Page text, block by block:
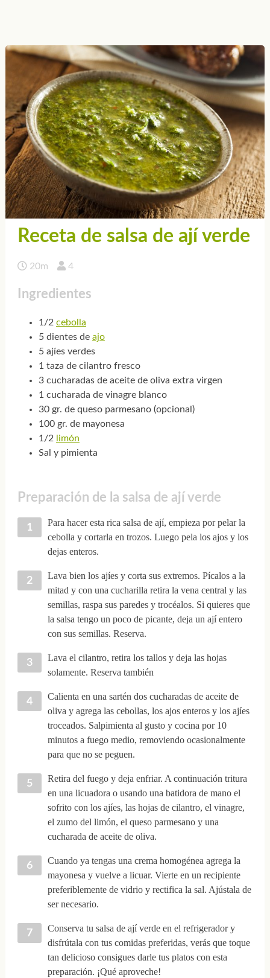
Receta de salsa de ají verde
20m 4
Ingredientes
1/2 cebolla
5 dientes de ajo
5 ajíes verdes
1 taza de cilantro fresco
3 cucharadas de aceite de oliva extra virgen
1 cucharada de vinagre blanco
30 gr. de queso parmesano (opcional)
100 gr. de mayonesa
1/2
limón
Sal y pimienta
Preparación de la salsa de ají verde
Para hacer esta rica salsa de ají, empieza por pelar la
cebolla y cortarla en trozos. Luego pela los ajos y los
dejas enteros.
Lava bien los ajíes y corta sus extremos. Pícalos a la
mitad y con una cucharilla retira la vena central y las
semillas, raspa sus paredes y trocéalos. Si quieres que
la salsa tengo un poco de picante, deja un ají entero
con sus semillas. Reserva.
Lava el cilantro, retira los tallos y deja las hojas
solamente. Reserva también
Calienta en una sartén dos cucharadas de aceite de
oliva y agrega las cebollas, los ajos enteros y los ajíes
troceados. Salpimienta al gusto y cocina por 10
minutos a fuego medio, removiendo ocasionalmente
para que no se peguen.
Retira del fuego y deja enfriar. A continuación tritura
en una licuadora o usando una batidora de mano el
sofrito con los ajíes, las hojas de cilantro, el vinagre,
el zumo del limón, el queso parmesano y una
cucharada de aceite de oliva.
Cuando ya tengas una crema homogénea agrega la
mayonesa y vuelve a licuar. Vierte en un recipiente
preferiblemente de vidrio y rectifica la sal. Ajústala de
ser necesario.
Conserva tu salsa de ají verde en el refrigerador y
disfrútala con tus comidas preferidas, verás que toque
tan delicioso consigues darle tus platos con esta
preparación. ¡Qué aproveche!